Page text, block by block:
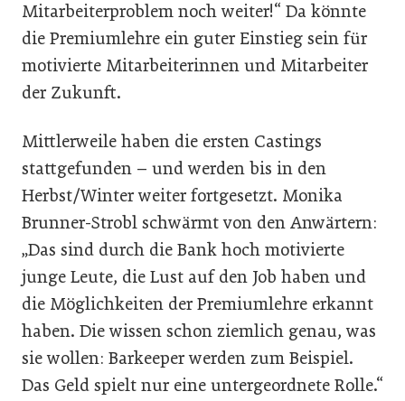
Mitarbeiterproblem noch weiter!“ Da könnte
die Premiumlehre ein guter Einstieg sein für
motivierte Mitarbeiterinnen und Mitarbeiter
der Zukunft.
Mittlerweile haben die ersten Castings
stattgefunden – und werden bis in den
Herbst/Winter weiter fortgesetzt. Monika
Brunner-Strobl schwärmt von den Anwärtern:
„Das sind durch die Bank hoch motivierte
junge Leute, die Lust auf den Job haben und
die Möglichkeiten der Premiumlehre erkannt
haben. Die wissen schon ziemlich genau, was
sie wollen: Barkeeper werden zum Beispiel.
Das Geld spielt nur eine untergeordnete Rolle.“